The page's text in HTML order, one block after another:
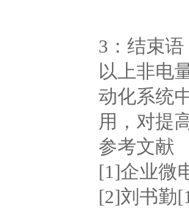
3：结束语
以上非电
动化系统
用，对提
参考文献
[1]企业微
[2]刘书勤